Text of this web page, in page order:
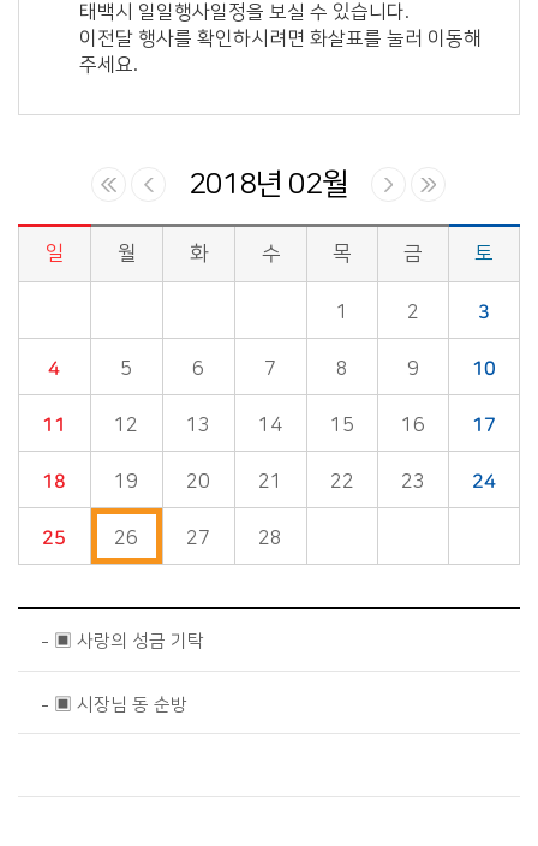
태백시 일일행사일정을 보실 수 있습니다.
이전달 행사를 확인하시려면 화살표를 눌러 이동해
주세요.
2018년 02월
시정소식>시정 캘린더 게시판의 (2018년 02월) 달력형태로 일정명, 일정내용을 제공합니다.
일 월 화 수 목 금 토
1 2 3
4 5 6 7 8 9 10
11 12 13 14 15 16 17
18 19 20 21 22 23 24
25 26 27 28
▣ 사랑의 성금 기탁
▣ 시장님 동 순방